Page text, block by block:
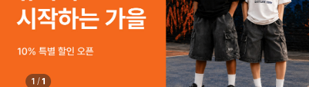
개인정보보호책임자 : 배기영
호스팅 서비스 : 스타일이십사㈜
고객센터 1544-5336(평일 09:00~ 18:00 토/일/공휴일 휴무)
COPYRIGHTⓒ2021 STYLE24 ALL RIGHTS RESERVED.
1 / 1